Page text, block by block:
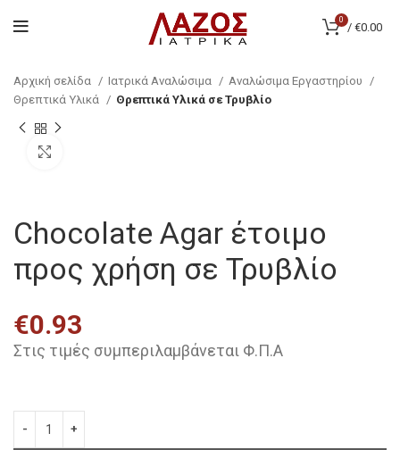
0
/ €0.00
Αρχική σελίδα Ιατρικά Αναλώσιμα
Αναλώσιμα Εργαστηρίου
Θρεπτικά Υλικά
Θρεπτικά Υλικά σε Τρυβλίο
Chocolate Agar έτοιμο
προς χρήση σε Τρυβλίο
€0.93
Στις τιμές συμπεριλαμβάνεται Φ.Π.Α